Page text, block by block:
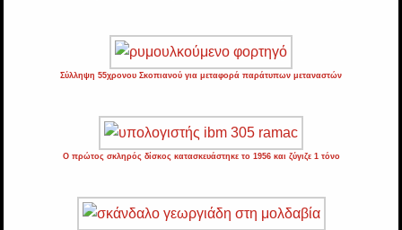
Σύλληψη 55χρονου Σκοπιανού για μεταφορά παράτυπων μεταναστών
Ο πρώτος σκληρός δίσκος κατασκευάστηκε το 1956 και ζύγιζε 1 τόνο